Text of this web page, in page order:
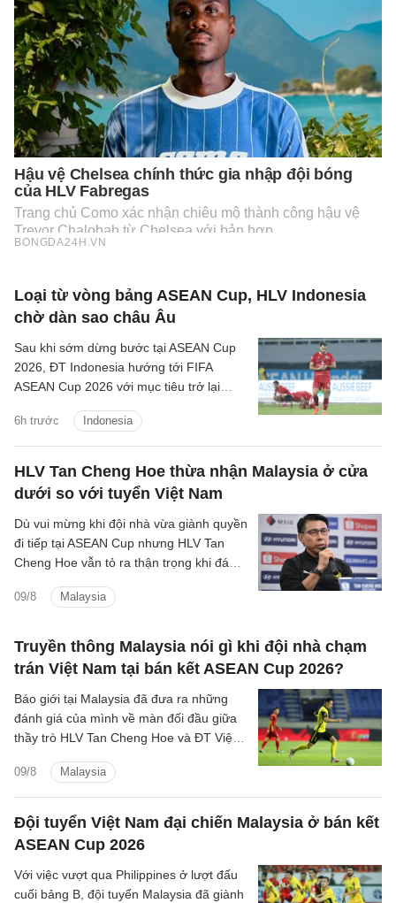
Loại từ vòng bảng ASEAN Cup, HLV Indonesia
chờ dàn sao châu Âu
6h trước Indonesia
Sau khi sớm dừng bước tại ASEAN Cup
2026, ĐT Indonesia hướng tới FIFA
ASEAN Cup 2026 với mục tiêu trở lại
HLV Tan Cheng Hoe thừa nhận Malaysia ở cửa
dưới so với tuyển Việt Nam
09/8 Malaysia
Dù vui mừng khi đội nhà vừa giành quyền
đi tiếp tại ASEAN Cup nhưng HLV Tan
Cheng Hoe vẫn tỏ ra thận trọng khi đánh
Việt Nam.
Truyền thông Malaysia nói gì khi đội nhà chạm
trán Việt Nam tại bán kết ASEAN Cup 2026?
09/8 Malaysia
Báo giới tại Malaysia đã đưa ra những
đánh giá của mình về màn đối đầu giữa
thầy trò HLV Tan Cheng Hoe và ĐT Việt
sắp tới.
Đội tuyển Việt Nam đại chiến Malaysia ở bán kết
ASEAN Cup 2026
Với việc vượt qua Philippines ở lượt đấu
cuối bảng B, đội tuyển Malaysia đã giành